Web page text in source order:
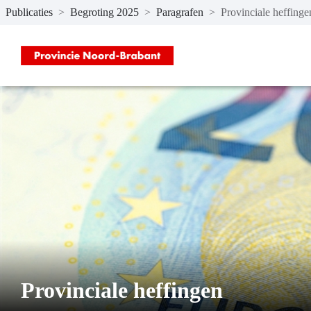
Naar hoofdinhoud
Publicaties > Begroting 2025 > Paragrafen > Provinciale
Provinciale heffingen